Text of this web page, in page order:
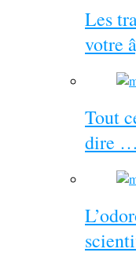
Les
votre
Tout
dire …